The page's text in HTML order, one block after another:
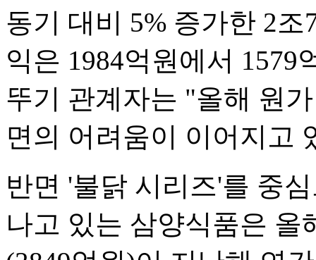
동기 대비 5% 증가한 2
익은 1984억원에서 1579
뚜기 관계자는 "올해 원
면의 어려움이 이어지고
반면 '불닭 시리즈'를 중
나고 있는 삼양식품은 올